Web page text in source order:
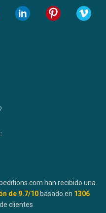
han recibido una
de 9.7/10 basado en 1306
clientes